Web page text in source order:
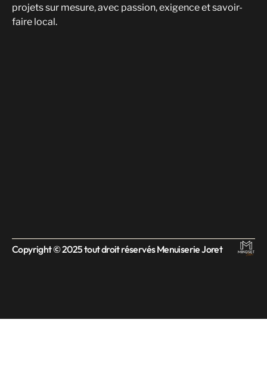
projets sur mesure, avec passion, exigence et savoir-
faire local.
Copyright © 2025 tout droit réservés Menuiserie Joret